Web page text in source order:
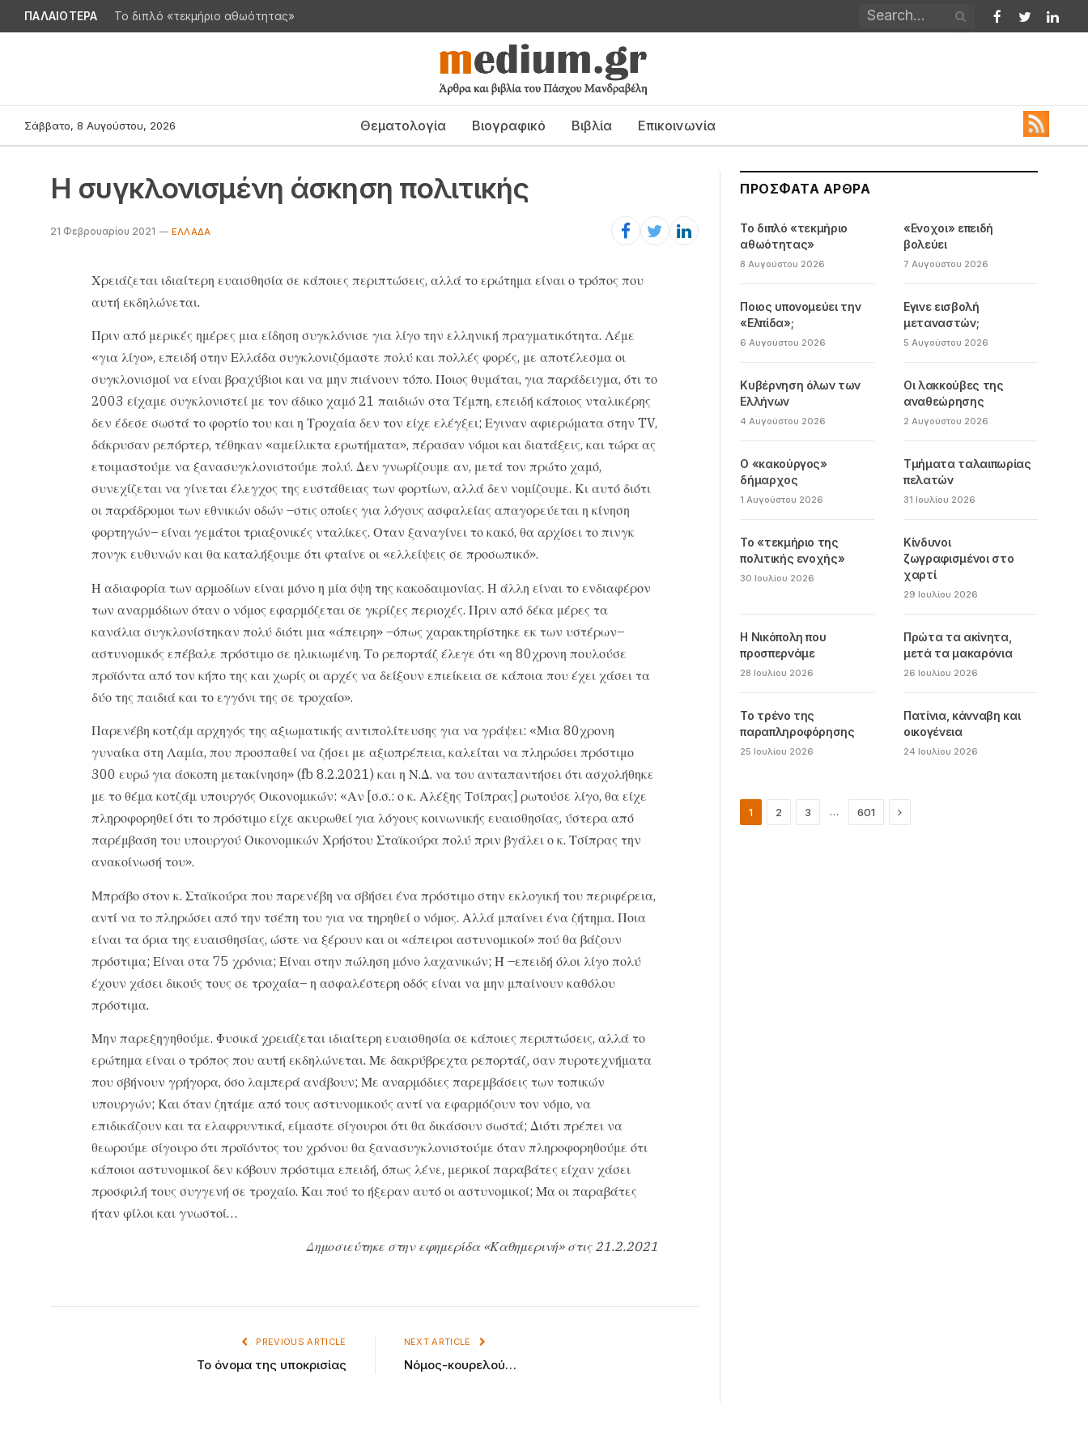
ΠΑΛΑΙΟΤΕΡΑ Το διπλό «τεκμήριο αθωότητας»
Facebook
Twitter
Σάββατο, 8 Αυγούστου, 2026 Θεματολογία Βιογραφικό Βιβλία Επικοινωνία
Η συγκλονισμένη άσκηση πολιτικής
21 Φεβρουαρίου 2021 ΕΛΛΆΔΑ
Χρειάζεται ιδιαίτερη ευαισθησία σε κάποιες περιπτώσεις, αλλά το ερώτημα είναι ο τρόπος που
αυτή εκδηλώνεται.
Πριν από μερικές ημέρες μια είδηση συγκλόνισε για λίγο την ελληνική πραγματικότητα. Λέμε
«για λίγο», επειδή στην Ελλάδα συγκλονιζόμαστε πολύ και πολλές φορές, με αποτέλεσμα οι
συγκλονισμοί να είναι βραχύβιοι και να μην πιάνουν τόπο. Ποιος θυμάται, για παράδειγμα, ότι το
2003 είχαμε συγκλονιστεί με τον άδικο χαμό 21 παιδιών στα Τέμπη, επειδή κάποιος νταλικέρης
δεν έδεσε σωστά το φορτίο του και η Τροχαία δεν τον είχε ελέγξει; Εγιναν αφιερώματα στην TV,
δάκρυσαν ρεπόρτερ, τέθηκαν «αμείλικτα ερωτήματα», πέρασαν νόμοι και διατάξεις, και τώρα ας
ετοιμαστούμε να ξανασυγκλονιστούμε πολύ. Δεν γνωρίζουμε αν, μετά τον πρώτο χαμό,
συνεχίζεται να γίνεται έλεγχος της ευστάθειας των φορτίων, αλλά δεν νομίζουμε. Κι αυτό διότι
οι παράδρομοι των εθνικών οδών –στις οποίες για λόγους ασφαλείας απαγορεύεται η κίνηση
φορτηγών– είναι γεμάτοι τριαξονικές νταλίκες. Οταν ξαναγίνει το κακό, θα αρχίσει το πινγκ
πονγκ ευθυνών και θα καταλήξουμε ότι φταίνε οι «ελλείψεις σε προσωπικό».
Η αδιαφορία των αρμοδίων είναι μόνο η μία όψη της κακοδαιμονίας. Η άλλη είναι το ενδιαφέρον
των αναρμόδιων όταν ο νόμος εφαρμόζεται σε γκρίζες περιοχές. Πριν από δέκα μέρες τα
κανάλια συγκλονίστηκαν πολύ διότι μια «άπειρη» –όπως χαρακτηρίστηκε εκ των υστέρων–
αστυνομικός επέβαλε πρόστιμο σε ηλικιωμένη. Το ρεπορτάζ έλεγε ότι «η 80χρονη πουλούσε
προϊόντα από τον κήπο της και χωρίς οι αρχές να δείξουν επιείκεια σε κάποια που έχει χάσει τα
δύο της παιδιά και το εγγόνι της σε τροχαίο».
Παρενέβη κοτζάμ αρχηγός της αξιωματικής αντιπολίτευσης για να γράψει: «Μια 80χρονη
γυναίκα στη Λαμία, που προσπαθεί να ζήσει με αξιοπρέπεια, καλείται να πληρώσει πρόστιμο
300 ευρώ για άσκοπη μετακίνηση» (fb 8.2.2021) και η Ν.Δ. να του ανταπαντήσει ότι ασχολήθηκε
με το θέμα κοτζάμ υπουργός Οικονομικών: «Αν [σ.σ.: ο κ. Αλέξης Τσίπρας] ρωτούσε λίγο, θα είχε
πληροφορηθεί ότι το πρόστιμο είχε ακυρωθεί για λόγους κοινωνικής ευαισθησίας, ύστερα από
παρέμβαση του υπουργού Οικονομικών Χρήστου Σταϊκούρα πολύ πριν βγάλει ο κ. Τσίπρας την
ανακοίνωσή του».
Μπράβο στον κ. Σταϊκούρα που παρενέβη να σβήσει ένα πρόστιμο στην εκλογική του περιφέρεια,
αντί να το πληρώσει από την τσέπη του για να τηρηθεί ο νόμος. Αλλά μπαίνει ένα ζήτημα. Ποια
είναι τα όρια της ευαισθησίας, ώστε να ξέρουν και οι «άπειροι αστυνομικοί» πού θα βάζουν
πρόστιμα; Είναι στα 75 χρόνια; Είναι στην πώληση μόνο λαχανικών; Ή –επειδή όλοι λίγο πολύ
έχουν χάσει δικούς τους σε τροχαία– η ασφαλέστερη οδός είναι να μην μπαίνουν καθόλου
πρόστιμα.
Μην παρεξηγηθούμε. Φυσικά χρειάζεται ιδιαίτερη ευαισθησία σε κάποιες περιπτώσεις, αλλά το
ερώτημα είναι ο τρόπος που αυτή εκδηλώνεται. Με δακρύβρεχτα ρεπορτάζ, σαν πυροτεχνήματα
που σβήνουν γρήγορα, όσο λαμπερά ανάβουν; Με αναρμόδιες παρεμβάσεις των τοπικών
υπουργών; Και όταν ζητάμε από τους αστυνομικούς αντί να εφαρμόζουν τον νόμο, να
επιδικάζουν και τα ελαφρυντικά, είμαστε σίγουροι ότι θα δικάσουν σωστά; Διότι πρέπει να
θεωρούμε σίγουρο ότι προϊόντος του χρόνου θα ξανασυγκλονιστούμε όταν πληροφορηθούμε ότι
κάποιοι αστυνομικοί δεν κόβουν πρόστιμα επειδή, όπως λένε, μερικοί παραβάτες είχαν χάσει
προσφιλή τους συγγενή σε τροχαίο. Και πού το ήξεραν αυτό οι αστυνομικοί; Μα οι παραβάτες
ήταν φίλοι και γνωστοί…
Δημοσιεύτηκε στην εφημερίδα «Καθημερινή» στις 21.2.2021
PREVIOUS ARTICLE
Το όνομα της υποκρισίας
NEXT ARTICLE
Νόμος-κουρελού…
ΠΡΌΣΦΑΤΑ ΆΡΘΡΑ
Το διπλό «τεκμήριο
αθωότητας»
8 Αυγούστου 2026
«Ενοχοι» επειδή
βολεύει
7 Αυγούστου 2026
Ποιος υπονομεύει την
«Ελπίδα»;
6 Αυγούστου 2026
Εγινε εισβολή
μεταναστών;
5 Αυγούστου 2026
Κυβέρνηση όλων των
Ελλήνων
4 Αυγούστου 2026
Οι λακκούβες της
αναθεώρησης
2 Αυγούστου 2026
Ο «κακούργος»
δήμαρχος
1 Αυγούστου 2026
Τμήματα ταλαιπωρίας
πελατών
31 Ιουλίου 2026
Το «τεκμήριο της
πολιτικής ενοχής»
30 Ιουλίου 2026
Κίνδυνοι
ζωγραφισμένοι στο
χαρτί
29 Ιουλίου 2026
Η Νικόπολη που
προσπερνάμε
28 Ιουλίου 2026
Πρώτα τα ακίνητα,
μετά τα μακαρόνια
26 Ιουλίου 2026
Το τρένο της
παραπληροφόρησης
25 Ιουλίου 2026
Πατίνια, κάνναβη και
οικογένεια
24 Ιουλίου 2026
1 2 3 … 601 Next